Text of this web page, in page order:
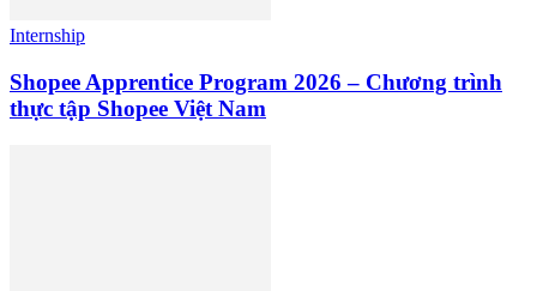
Internship
Shopee Apprentice Program 2026 – Chương trình
thực tập Shopee Việt Nam